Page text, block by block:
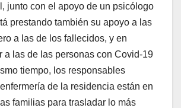
junto con el apoyo de un psicólogo
prestando también su apoyo a las
a las de los fallecidos, y en
a las de las personas con Covid-19
tiempo, los responsables
de la residencia están en
familias para trasladar lo más